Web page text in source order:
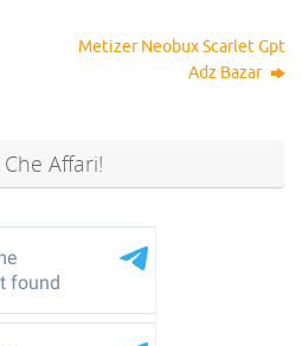
Metizer Neobux Scarlet Gpt
Adz Bazar
Affari!